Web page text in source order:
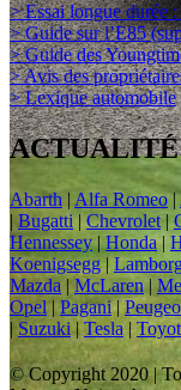
> Essai longue
> Guide sur l’E85
> Guide des
> Avis des
> Lexique automobile
Abarth | Alfa Romeo|
| Bugatti|Chevrolet|
Hennessey| Honda|
Koenigsegg|
Mazda |McLaren|
Opel | Pagani|
| Suzuki|Tesla|
© Copyright 2020 |